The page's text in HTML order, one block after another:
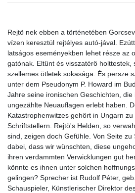
Rejtö nek ebben a történetében
vízen keresztül rejtélyes autó-jával.
latságos eseményekben lehet része az
gatónak. Eltünt és visszatérö holttestek,
szellemes ötletek sokasága. És persze
unter dem Pseudonym P. Howard im
Jahre seine ironischen Geschichten,
ungezählte Neuauflagen erlebt haben.
Katastrophenwitzes gehört in Ungarn
Schriftstellern. Rejtö's Helden, so
sind, zeigen doch Gefühle. Von Seite
dabei, dass wir wünschten, diese
ihren verdammten Verwicklungen gut
könnte es ihnen unter solchen
gelingen? Sprecher ist Rudolf Péter,
Schauspieler, Künstlerischer Direktor